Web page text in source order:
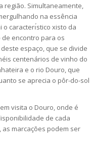
região. Simultaneamente,
na essência
caracterı́stico xisto da
de encontro para os
espaço, que se divide
centenários de vinho do
e o rio Douro, que
se aprecia o pôr-do-sol
visita o Douro, onde é
de cada
marcações podem ser